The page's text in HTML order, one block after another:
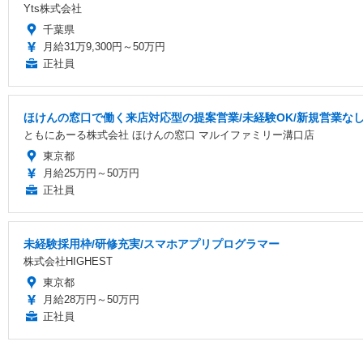
Yts株式会社
千葉県
月給31万9,300円～50万円
正社員
ほけんの窓口で働く来店対応型の提案営業/未経験OK/新規営業な
ともにあーる株式会社 ほけんの窓口 マルイファミリー溝口店
東京都
月給25万円～50万円
正社員
未経験採用枠/研修充実/スマホアプリプログラマー
株式会社HIGHEST
東京都
月給28万円～50万円
正社員